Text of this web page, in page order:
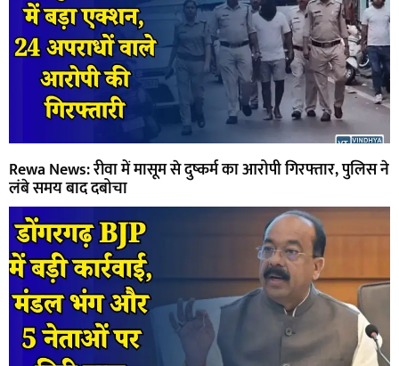
Rewa News: रीवा में मासूम से दुष्कर्म का आरोपी गिरफ्तार, पुलिस ने
लंबे समय बाद दबोचा